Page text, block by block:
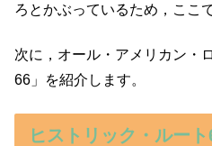
ろとかぶっているため，ここ
次に，オール・アメリカン・
66」を紹介します。
ヒストリック・ルー